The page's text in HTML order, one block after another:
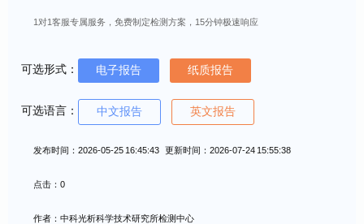
1对1客服专属服务，免费制定检测方案，15分钟极速响应
可选形式： 电子报告 纸质报告
可选语言： 中文报告 英文报告
发布时间：2026-05-25 16:45:43 更新时间：2026-07-24 15:55:38
点击：0
作者：中科光析科学技术研究所检测中心